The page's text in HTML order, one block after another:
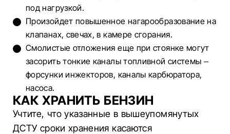
под нагрузкой.
Произойдет повышенное нагарообразование на
клапанах, свечах, в камере сгорания.
Смолистые отложения еще при стоянке могут
засорить тонкие каналы топливной системы –
форсунки инжекторов, каналы карбюратора,
насоса.
КАК ХРАНИТЬ БЕНЗИН
Учтите, что указанные в вышеупомянутых
ДСТУ сроки хранения касаются